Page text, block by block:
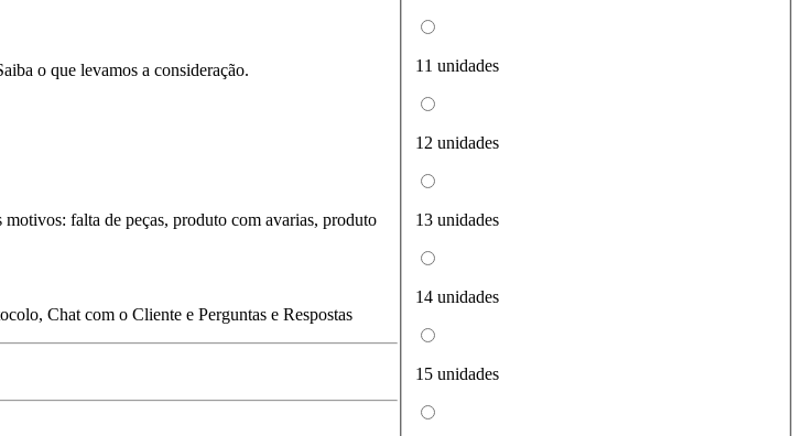
o que levamos a consideração.
falta de peças, produto com avarias, produto
Chat com o Cliente e Perguntas e Respostas
11 unidades
12 unidades
13 unidades
14 unidades
15 unidades